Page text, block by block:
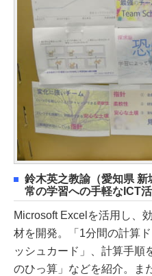
鈴木英之教諭（愛知県 新
常の学習への手軽なICT活
Microsoft Excelを活用し、
材を開発。「1分間の計算
ッシュカード」、計算手順
のひっ算」などを紹介。ま